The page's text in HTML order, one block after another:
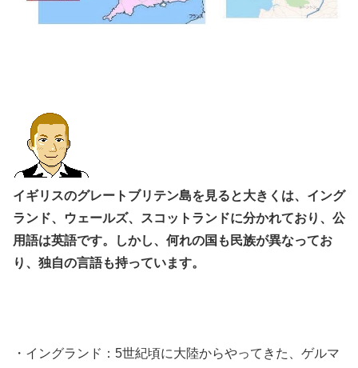
イギリスのグレートブリテン島を見ると大きくは、イング
ランド、ウェールズ、スコットランドに分かれており、公
用語は英語です。しかし、何れの国も民族が異なってお
り、独自の言語も持っています。
・イングランド：5世紀頃に大陸からやってきた、ゲルマ